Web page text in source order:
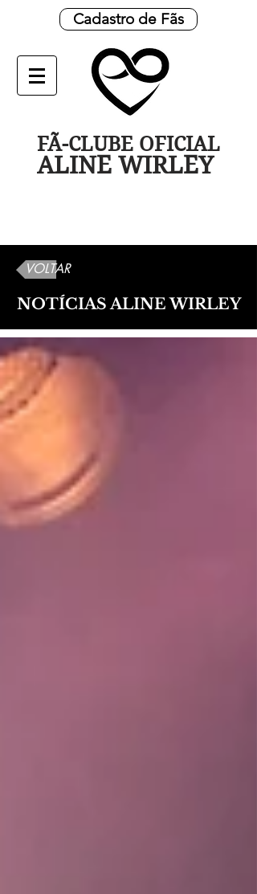
Cadastro de Fãs
FÃ-CLUBE OFICIAL
ALINE WIRLEY
VOLTAR
NOTÍCIAS ALINE WIRLEY